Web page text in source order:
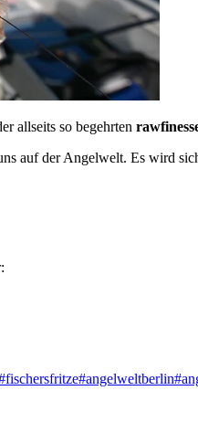
allseits so begehrten
auf der Angelwelt. Es wird
fischersfritze#angelweltberlin#